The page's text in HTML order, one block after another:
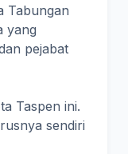
Tabungan
yang
pejabat
Taspen ini.
sendiri